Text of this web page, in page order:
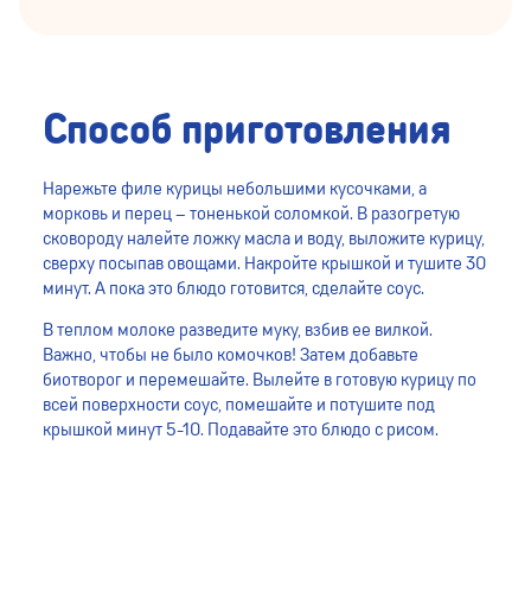
Способ приготовления
Нарежьте филе курицы небольшими кусочками, а
морковь и перец – тоненькой соломкой. В разогретую
сковороду налейте ложку масла и воду, выложите курицу,
сверху посыпав овощами. Накройте крышкой и тушите 30
минут. А пока это блюдо готовится, сделайте соус.
В теплом молоке разведите муку, взбив ее вилкой.
Важно, чтобы не было комочков! Затем добавьте
биотворог и перемешайте. Вылейте в готовую курицу по
всей поверхности соус, помешайте и потушите под
крышкой минут 5-10. Подавайте это блюдо с рисом.